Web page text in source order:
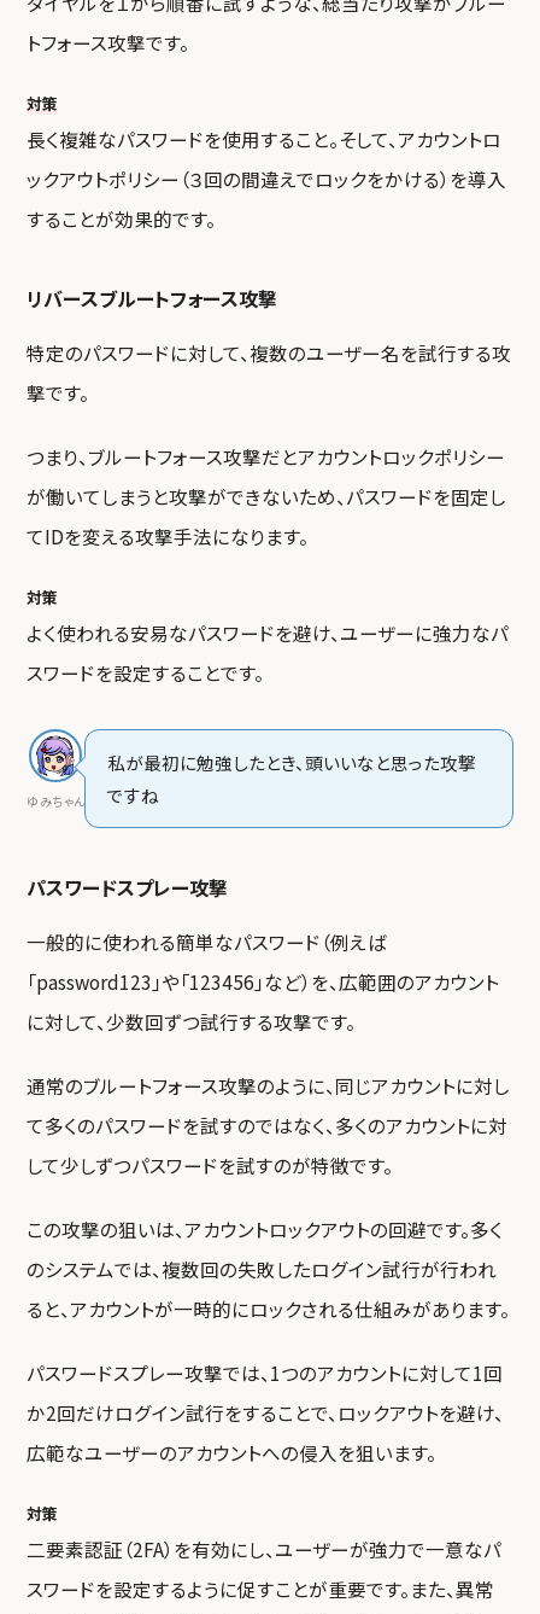
トフォース攻撃です。
対策
長く複雑なパスワードを使用すること。そして、アカウントロ
ックアウトポリシー（３回の間違えでロックをかける）を導入
することが効果的です。
リバースブルートフォース攻撃
特定のパスワードに対して、複数のユーザー名を試行する攻
撃です。
つまり、ブルートフォース攻撃だとアカウントロックポリシー
が働いてしまうと攻撃ができないため、パスワードを固定し
てIDを変える攻撃手法になります。
対策
よく使われる安易なパスワードを避け、ユーザーに強力なパ
スワードを設定することです。
ゆみちゃん
私が最初に勉強したとき、頭いいなと思った攻撃
ですね
パスワードスプレー攻撃
一般的に使われる簡単なパスワード（例えば
「password123」や「123456」など）を、広範囲のアカウント
に対して、少数回ずつ試行する攻撃です。
通常のブルートフォース攻撃のように、同じアカウントに対し
て多くのパスワードを試すのではなく、多くのアカウントに対
して少しずつパスワードを試すのが特徴です。
この攻撃の狙いは、アカウントロックアウトの回避です。多く
のシステムでは、複数回の失敗したログイン試行が行われ
ると、アカウントが一時的にロックされる仕組みがあります。
パスワードスプレー攻撃では、1つのアカウントに対して1回
か2回だけログイン試行をすることで、ロックアウトを避け、
広範なユーザーのアカウントへの侵入を狙います。
対策
二要素認証（2FA）を有効にし、ユーザーが強力で一意なパ
スワードを設定するように促すことが重要です。また、異常